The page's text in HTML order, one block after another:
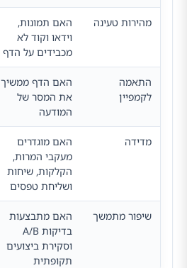
מהירות טעינה
האם תמונות,
וידאו וקוד לא
מכבידים על הדף
התאמה
לקמפיין
האם הדף ממשיך
את המסר של
המודעה
מדידה
האם מוגדרים
מעקבי המרות,
הקלקות, שיחות
ושליחת טפסים
שיפור מתמשך
האם מתבצעות
בדיקות A/B
וסקירת ביצועים
תקופתית